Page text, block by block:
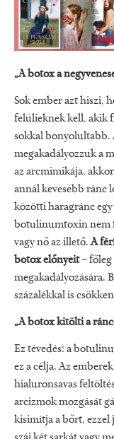
„A botox a
Sok ember azt hiszi,
felülieknek kell, akik
sokkal bonyolultabb.
megakadályozzuk a
az arcmimikája,
annál kevesebb ránc
közötti haragránc
botulinumtoxin nem
vagy nő az illető.A
botox előnyeit– főleg
megakadályozására.
százalékkal is
„A botox kitölti a
Ez tévedés: a
ez a célja. Az
hialuronsavas
arcizmok mozgását
kisimítja a bőrt, ezzel